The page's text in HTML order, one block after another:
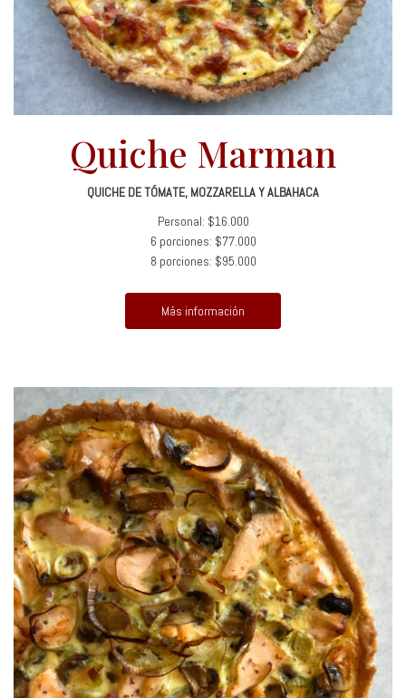
Quiche Marman
QUICHE DE TÓMATE, MOZZARELLA Y ALBAHACA
Personal: $16.000
6 porciones: $77.000
8 porciones: $95.000
Más información